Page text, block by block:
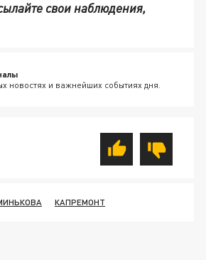
свои наблюдения,
новостях и важнейших событиях дня.
КАПРЕМОНТ